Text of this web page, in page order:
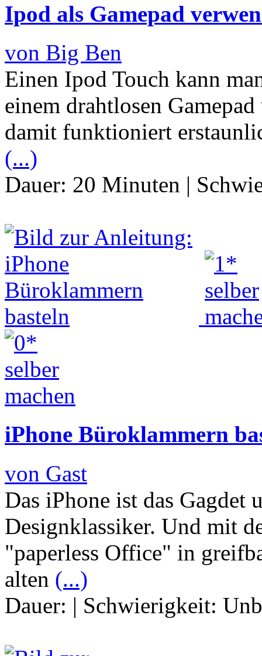
Ipod als Gamepad
von Big Ben
Einen Ipod Touch kann
einem drahtlosen
damit funktioniert
(...)
Dauer: 20 Minuten |
iPhone Büroklammern
von Gast
Das iPhone ist das Gagdet
Designklassiker. Und mit
"paperless Office" in
alten (...)
Dauer: | Schwierigkeit: